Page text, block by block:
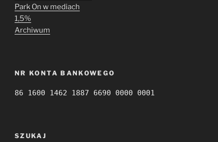
Park On w mediach
1,5%
Archiwum
NR KONTA BANKOWEGO
86 1600 1462 1887 6690 0000 0001
SZUKAJ